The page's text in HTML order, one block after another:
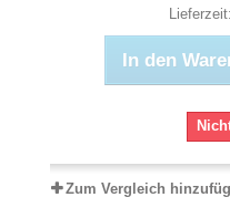
In den
Zum Vergleich